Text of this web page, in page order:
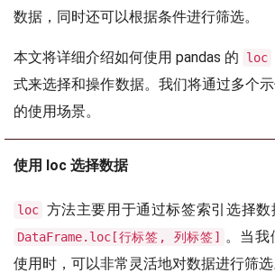
数据，同时还可以根据条件进行筛选。
本文将详细介绍如何使用 pandas 的 loc
式来选择和操作数据。我们将通过多个
的使用场景。
使用 loc 选择数据
loc 方法主要用于通过标签索引选择
DataFrame.loc[行标签, 列标签]
。当我
使用时，可以非常灵活地对数据进行筛选